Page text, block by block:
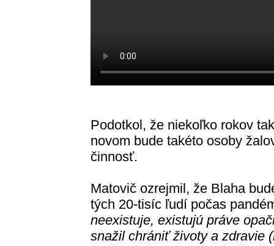
Podotkol, že niekoľko rokov
novom bude takéto osoby
činnosť.
Matovič ozrejmil, že Blaha
tých 20-tisíc ľudí počas
neexistuje, existujú práve
snažil chrániť životy a zdravie